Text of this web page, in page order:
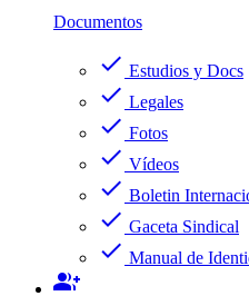
Documentos
check Estudios y Docs
check Legales
check Fotos
check Vídeos
check Boletin
check Gaceta Sindical
check Manual de
group_add